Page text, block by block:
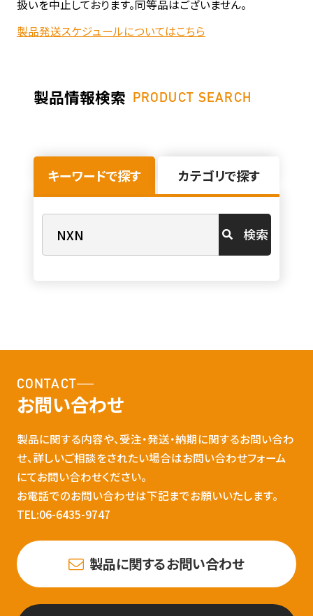
扱いを中止しております。同等品はございません。
製品発送スケジュールについてはこちら
製品情報検索 PRODUCT SEARCH
キーワードで探す カテゴリで探す
検索
CONTACT
お問い合わせ
製品に関する内容や、受注・発送・納期に関するお問い合わ
せ、詳しいご相談をされたい場合はお問い合わせフォーム
にてお問い合わせください。
お電話でのお問い合わせは下記までお願いいたします。
TEL:06-6435-9747
製品に関するお問い合わせ